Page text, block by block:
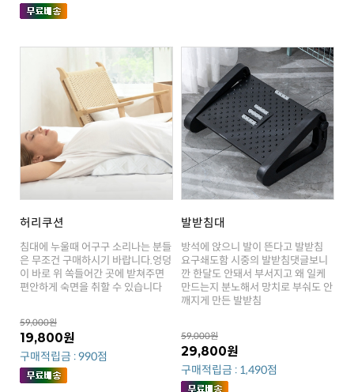
허리쿠션
편안하게 숙면을 취할 수 있습니다
59,000원
19,800원
구매적립금 : 990점
발받침대
깨지게 만든 발받침
59,000원
29,800원
구매적립금 : 1,490점